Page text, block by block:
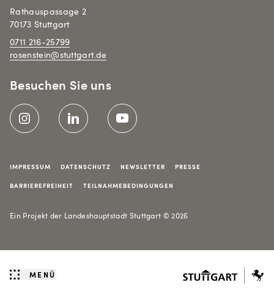
MENÜ
Rathauspassage 2
70173 Stuttgart
0711 216-25799
rosenstein@stuttgart.de
Besuchen Sie uns
Meta-Navigation
IMPRESSUM DATENSCHUTZ NEWSLETTER PRESSE
BARRIEREFREIHEIT TEILNAHMEBEDINGUNGEN
Ein Projekt der Landeshauptstadt Stuttgart © 2026